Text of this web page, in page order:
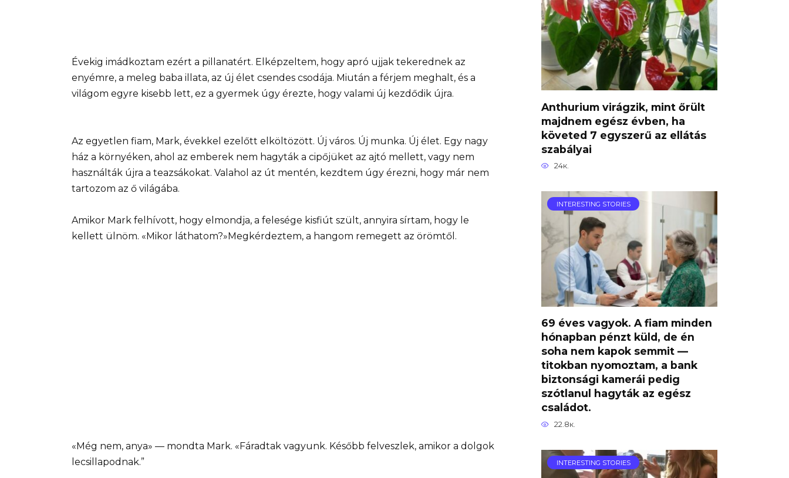
Évekig imádkoztam ezért a pillanatért. Elképzeltem, hogy apró ujjak tekerednek az
enyémre, a meleg baba illata, az új élet csendes csodája. Miután a férjem meghalt, és a
világom egyre kisebb lett, ez a gyermek úgy érezte, hogy valami új kezdődik újra.
Az egyetlen fiam, Mark, évekkel ezelőtt elköltözött. Új város. Új munka. Új élet. Egy nagy
ház a környéken, ahol az emberek nem hagyták a cipőjüket az ajtó mellett, vagy nem
használták újra a teazsákokat. Valahol az út mentén, kezdtem úgy érezni, hogy már nem
tartozom az ő világába.
Amikor Mark felhívott, hogy elmondja, a felesége kisfiút szült, annyira sírtam, hogy le
kellett ülnöm. «Mikor láthatom?»Megkérdeztem, a hangom remegett az örömtől.
«Még nem, anya» — mondta Mark. «Fáradtak vagyunk. Később felveszlek, amikor a dolgok
lecsillapodnak.”
Anthurium virágzik, mint őrült
majdnem egész évben, ha
követed 7 egyszerű az ellátás
szabályai
24к.
INTERESTING STORIES
69 éves vagyok. A fiam minden
hónapban pénzt küld, de én
soha nem kapok semmit —
titokban nyomoztam, a bank
biztonsági kamerái pedig
szótlanul hagyták az egész
családot.
22.8к.
INTERESTING STORIES